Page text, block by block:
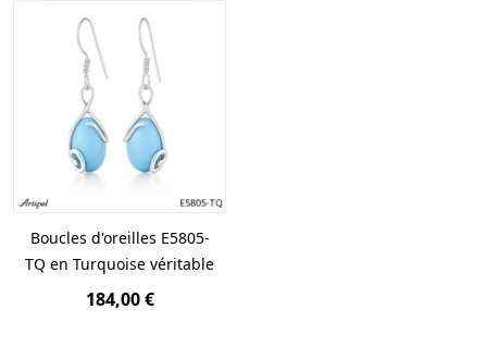
Boucles d'oreilles E5805-
TQ en Turquoise véritable
184,00 €